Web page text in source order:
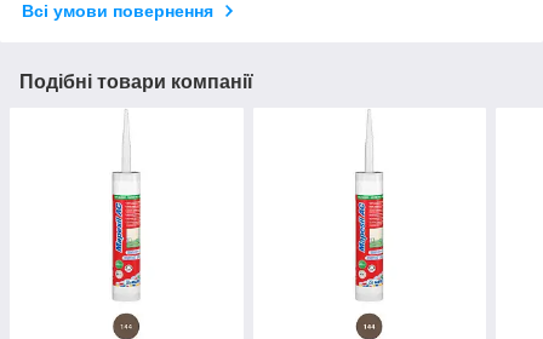
Всі умови повернення
Подібні товари компанії